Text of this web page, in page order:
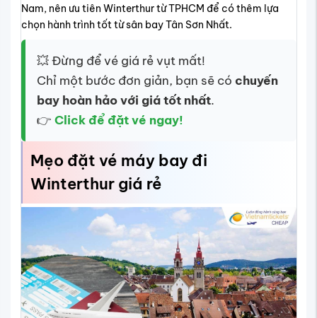
Nam, nên ưu tiên Winterthur từ TPHCM để có thêm lựa
chọn hành trình tốt từ sân bay Tân Sơn Nhất.
💥 Đừng để vé giá rẻ vụt mất!
Chỉ một bước đơn giản, bạn sẽ có chuyến
bay hoàn hảo với giá tốt nhất.
👉 Click để đặt vé ngay!
Mẹo đặt vé máy bay đi
Winterthur giá rẻ